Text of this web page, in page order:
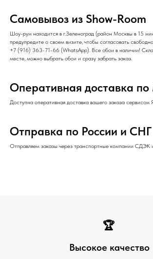
Самовывоз из Show-Room
Шоу-рум находится в г.Зеленоград (район Москвы в 15
предупредите о своем визите, чтобы согласовать
+7 (916) 363-71-66 (WhatsApp). Все обои в наличии!
месте, можно выбрать обои и сразу забрать заказ.
Оперативная доставка
Доступна оперативная доставка вашего заказа сервисом
Отправка по России и СНГ
Отправляем заказы через транспортные компании СДЭК
🏆
Высокое качество